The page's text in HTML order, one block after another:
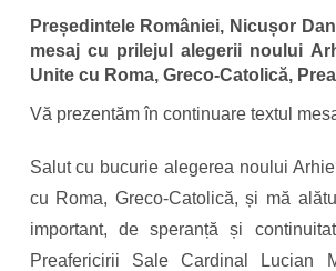
Președintele României, Nicușor
mesaj cu prilejul alegerii noului
Unite cu Roma, Greco-Catolică,
Vă prezentăm în continuare textul
Salut cu bucurie alegerea noului
cu Roma, Greco-Catolică, și mă
important, de speranță și
Preafericirii Sale Cardinal Lucian